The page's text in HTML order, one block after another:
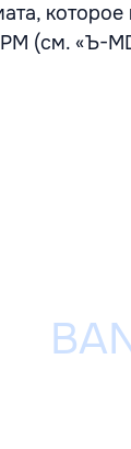
(см. «Ъ-